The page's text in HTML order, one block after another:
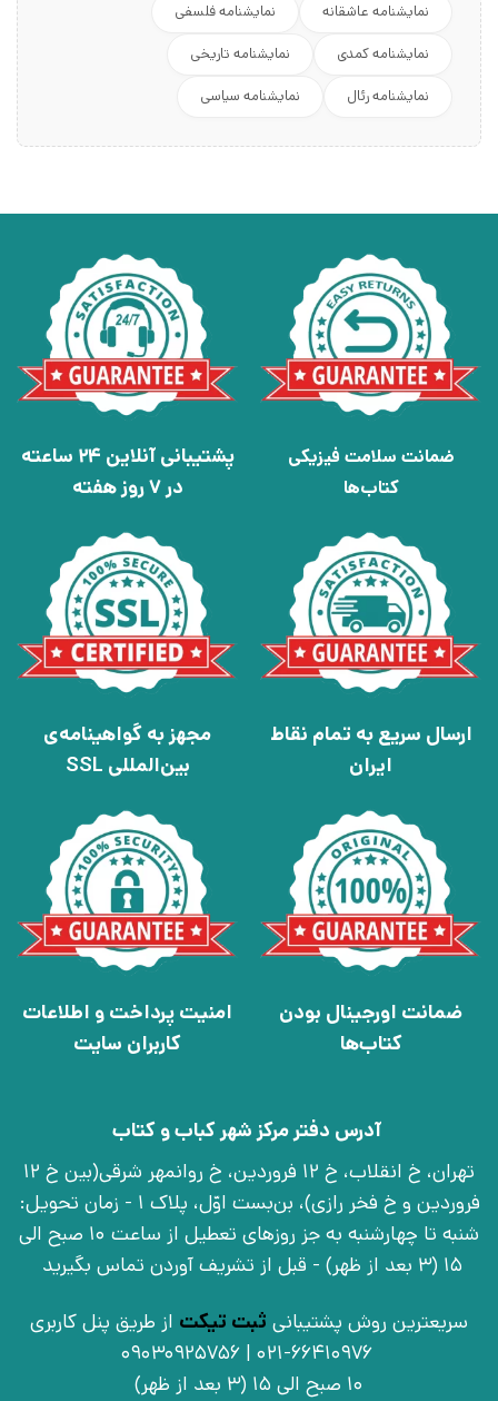
نمایشنامه عاشقانه
نمایشنامه فلسفی
نمایشنامه کمدی
نمایشنامه تاریخی
نمایشنامه رئال
نمایشنامه سیاسی
ضمانت سلامت فیزیکی
کتاب‌ها
پشتیبانی آنلاین 24 ساعته
در 7 روز هفته
ارسال سریع به تمام نقاط
ایران
مجهز به گواهینامه‌ی
بین‌المللی SSL
ضمانت اورجینال بودن
کتاب‌ها
امنیت پرداخت و اطلاعات
کاربران سایت
آدرس دفتر مرکز شهر کباب و کتاب
تهران، خ انقلاب، خ 12 فروردین، خ روانمهر شرقی(بین خ 12
فروردین و خ فخر رازی)، بن‌بست اوّل، پلاک 1 - زمان تحویل:
شنبه تا چهارشنبه به جز روزهای تعطیل از ساعت 10 صبح الی
15 (3 بعد از ظهر) - قبل از تشریف آوردن تماس بگیرید
سریعترین روش پشتیبانی ثبت تیکت از طریق پنل کاربری
021-66410976 | 09030925756
10 صبح الی 15 (3 بعد از ظهر)